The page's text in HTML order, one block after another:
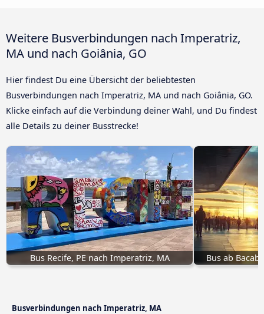
Weitere Busverbindungen nach Imperatriz,
MA und nach Goiânia, GO
Hier findest Du eine Übersicht der beliebtesten
Busverbindungen nach Imperatriz, MA und nach Goiânia, GO.
Klicke einfach auf die Verbindung deiner Wahl, und Du findest
alle Details zu deiner Busstrecke!
Bus Recife, PE nach Imperatriz, MA Bus ab
Busverbindungen nach Imperatriz, MA